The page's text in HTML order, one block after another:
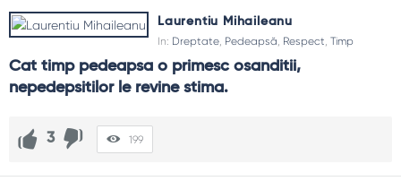
Laurentiu Mihaileanu
In: Dreptate, Pedeapsă, Respect, Timp
Cat timp pedeapsa o primesc osanditii,
nepedepsitilor le revine stima.
3 199